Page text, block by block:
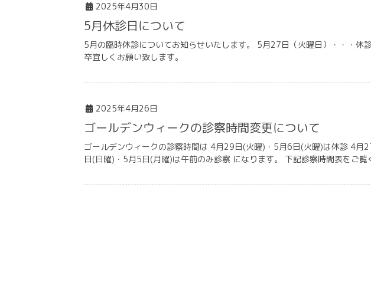
2025年4月30日
5月休診日について
5月の臨時休診についてお知らせいたします。 5月27日（火曜日）・・・休
卒宜しくお願い致します。
2025年4月26日
ゴールデンウィークの診察時間変更について
ゴールデンウィークの診察時間は 4月29日(火曜)・5月6日(火曜)は休診 4月
日(日曜)・5月5日(月曜)は午前のみ診察 になります。 下記診察時間表をご